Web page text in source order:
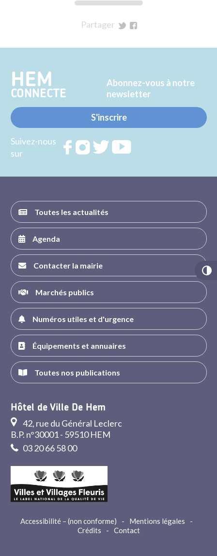
Partager
Twitter
Facebook
HEM
CONNECTE
Abonnez-vous à notre
newsletter
S'inscrire
Suivez-nous
sur
RejoignezRejoignezRejoignez
Toutes les actualités
Agenda
Contacter la mairie
Marchés publics
Numéros utiles et d'urgence
Équipements et annuaires
Toutes nos publications
Hôtel de Ville De Hem
42, rue du Général Leclerc
B.P. n°30001 - 59510 HEM
03 20 66 58 00
Accessibilité – (non conforme) - Mentions légales
-
Crédits
- Contact